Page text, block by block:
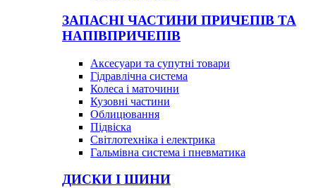
ЗАПАСНІ ЧАСТИНИ ПРИЧЕПІВ ТА
НАПІВПРИЧЕПІВ
Аксесуари та супутні товари
Гідравлічна система
Колеса і маточини
Кузовні частини
Облицювання
Підвіска
Світлотехніка і електрика
Гальмівна система і пневматика
ДИСКИ І ШИНИ